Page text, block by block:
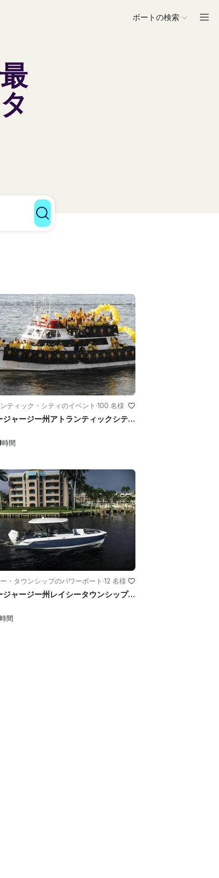
ボートの検索
最
ティック・シティのイベント ·100 名様
ニュージャージー州アトランティックシティ沖の70フィート客船でのプライベートチャーター
時間
・タウンシップのパワーボート ·12 名様
ニュージャージー州レイシータウンシップのモントレーエリート 27 ヨットチャーター
間